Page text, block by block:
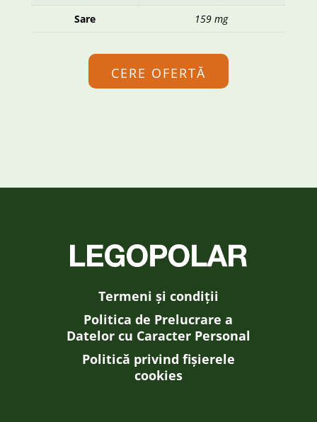
Sare
159 mg
CERE OFERTĂ
Termeni și condiții
Politica de Prelucrare a
Datelor cu Caracter Personal
Politică privind fișierele
cookies